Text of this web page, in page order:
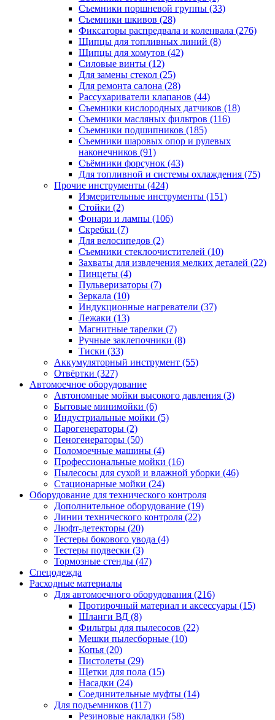
Съемники поршневой группы (33)
Съемники шкивов (28)
Фиксаторы распредвала и коленвала (276)
Щипцы для топливных линий (8)
Щипцы для хомутов (42)
Силовые винты (12)
Для замены стекол (25)
Для ремонта салона (28)
Рассухариватели клапанов (44)
Съемники кислородных датчиков (18)
Съемники масляных фильтров (116)
Съемники подшипников (185)
Съемники шаровых опор и рулевых
наконечников (91)
Съёмники форсунок (43)
Для топливной и системы охлаждения (75)
Прочие инструменты (424)
Измерительные инструменты (151)
Стойки (2)
Фонари и лампы (106)
Скребки (7)
Для велосипедов (2)
Съемники стеклоочистителей (10)
Захваты для извлечения мелких деталей (22)
Пинцеты (4)
Пульверизаторы (7)
Зеркала (10)
Индукционные нагреватели (37)
Лежаки (13)
Магнитные тарелки (7)
Ручные заклепочники (8)
Тиски (33)
Аккумуляторный инструмент (55)
Отвёртки (327)
Автомоечное оборудование
Автономные мойки высокого давления (3)
Бытовые минимойки (6)
Индустриальные мойки (5)
Парогенераторы (2)
Пеногенераторы (50)
Поломоечные машины (4)
Профессиональные мойки (16)
Пылесосы для сухой и влажной уборки (46)
Стационарные мойки (24)
Оборудование для технического контроля
Дополнительное оборудование (19)
Линии технического контроля (22)
Люфт-детекторы (20)
Тестеры бокового увода (4)
Тестеры подвески (3)
Тормозные стенды (47)
Спецодежда
Расходные материалы
Для автомоечного оборудования (216)
Протирочный материал и аксессуары (15)
Шланги ВД (8)
Фильтры для пылесосов (22)
Мешки пылесборные (10)
Копья (20)
Пистолеты (29)
Щетки для пола (15)
Насадки (24)
Соединительные муфты (14)
Для подъемников (117)
Резиновые накладки (58)